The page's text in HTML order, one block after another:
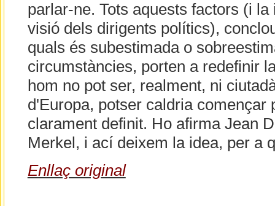
parlar-ne. Tots aquests factors (i
visió dels dirigents polítics),
quals és subestimada o
circumstàncies, porten a redefinir
hom no pot ser, realment, ni
d'Europa, potser caldria començar
clarament definit. Ho afirma Jean
Merkel, i ací deixem la idea, per a
Enllaç original